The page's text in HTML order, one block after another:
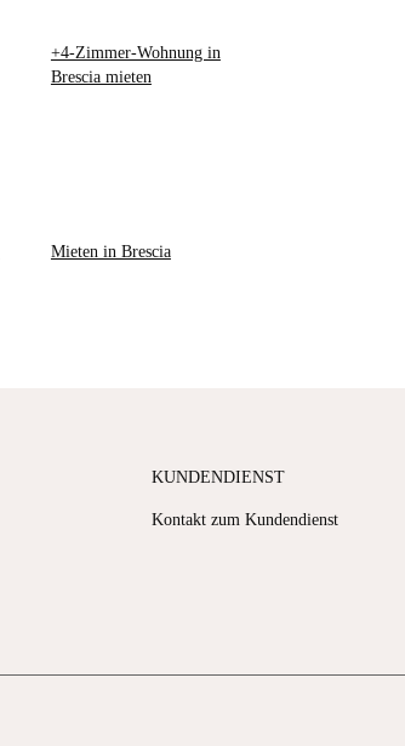
+4-Zimmer-Wohnung in
Brescia mieten
Mieten in Brescia
KUNDENDIENST
Kontakt zum Kundendienst